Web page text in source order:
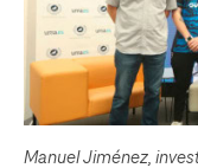
Manuel Jiménez,